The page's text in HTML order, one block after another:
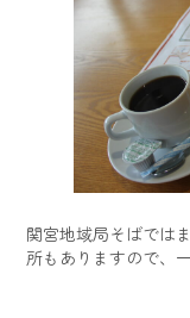
関宮地域局そばでは
所もありますので、